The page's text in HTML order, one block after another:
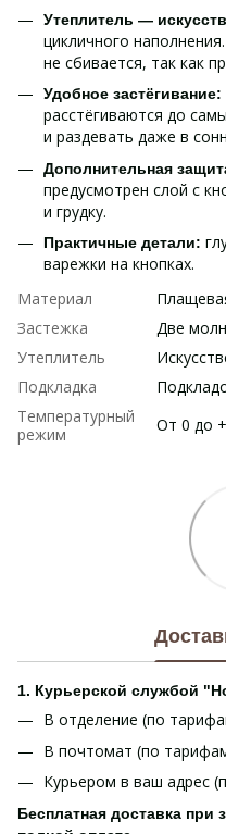
Утеплитель —
цикличного
не сбивается, так как
Удобное застёгивание:
расстёгиваются до
и раздевать даже в
Дополнительная
предусмотрен слой с
и грудку.
Практичные детали:
варежки на кнопках.
Материал
Застежка
Две
Утеплитель
Подкладка
Температурный
режим
От 0 до
1. Курьерской службой
В отделение (по
В почтомат (по
Курьером в ваш адрес
Бесплатная доставка при